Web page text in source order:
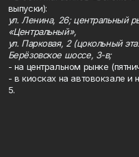
выпуски):
ул. Ленина, 26; центральный
«Центральный»,
ул. Парковая, 2 (цокольный
Берёзовское шоссе, 3-в;
- на центральном рынке
- в киосках на автовокзале
5.